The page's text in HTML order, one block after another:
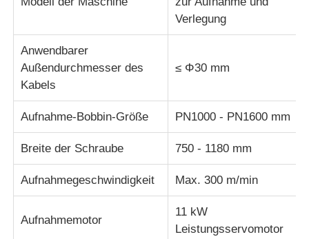
Paardrehmaschine
Rückspulmaschine
Strecke weg von der Maschine
Verlegung
Anwendbarer
Außendurchmesser des
Kabels
≤ Φ30 mm
Aufnahme-Bobbin-Größe PN1000 - PN1600 mm
Breite der Schraube 750 - 1180 mm
Aufnahmegeschwindigkeit Max. 300 m/min
Aufnahmemotor
11 kW
Leistungsservomotor